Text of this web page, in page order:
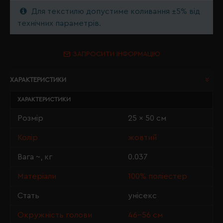
Для текстилю допустиме коливання ±5% від
технічних параметрів.
ЗАПРОСИТИ ІНФОРМАЦІЮ
ХАРАКТЕРИСТИКИ
ХАРАКТЕРИСТИКИ
Розмір 25 x 50 см
Колір жовтий
Вага ~, кг 0.037
Матеріали 100% поліестер
Стать унісекс
Окружність голови 46-56 см